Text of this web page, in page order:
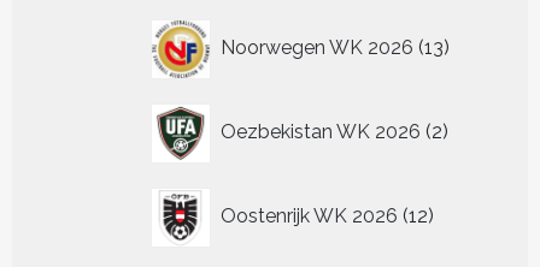
Noorwegen WK 2026 13
producten
Oezbekistan WK 2026 2
producten
Oostenrijk WK 2026 12
producten